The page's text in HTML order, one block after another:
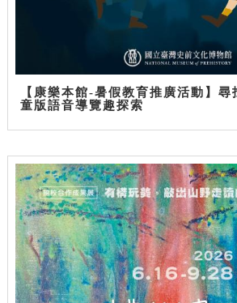
【康樂本館-暑假教育推廣活動】
童版語音導覽趣探索